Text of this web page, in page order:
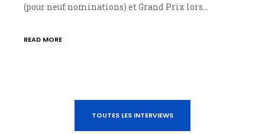
(pour neuf nominations) et Grand Prix lors…
READ MORE
TOUTES LES INTERVIEWS